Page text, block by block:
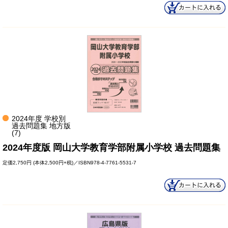
2024年度 学校別
過去問題集 地方版
(7)
2024年度版 岡山大学教育学部附属小学校 過去問題集
定価2,750円 (本体2,500円+税)／ISBN978-4-7761-5531-7